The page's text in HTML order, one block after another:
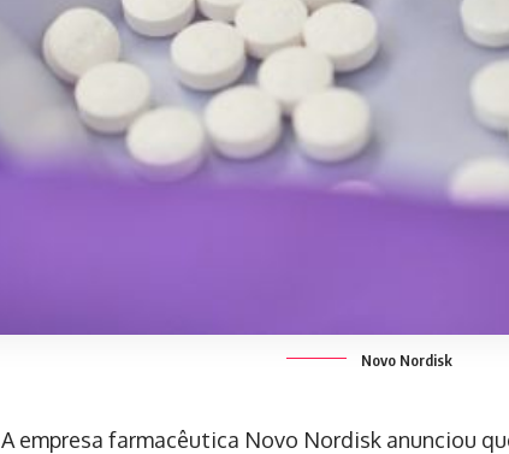
Novo Nordisk
A empresa farmacêutica Novo Nordisk anunciou